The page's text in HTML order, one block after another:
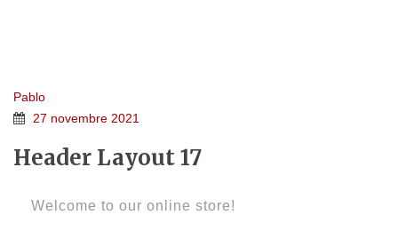
Pablo
27 novembre 2021
Header Layout 17
Welcome to our online store!